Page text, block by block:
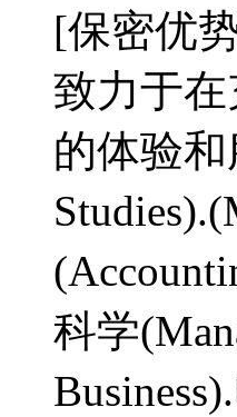
[保密优
致力于
的体验
科学